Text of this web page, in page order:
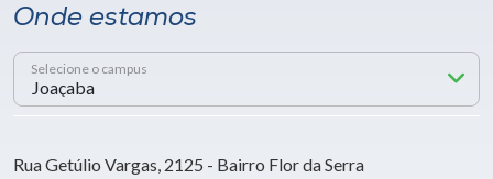
Onde estamos
Selecione o campus
Rua Getúlio Vargas, 2125 - Bairro Flor da Serra